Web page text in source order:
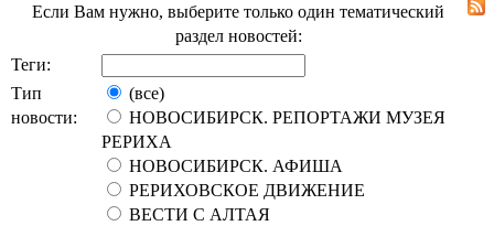
Если Вам нужно, выберите только один тематический
раздел новостей:
Теги:
Тип
новости:
(все)
НОВОСИБИРСК. РЕПОРТАЖИ МУЗЕЯ
РЕРИХА
НОВОСИБИРСК. АФИША
РЕРИХОВСКОЕ ДВИЖЕНИЕ
ВЕСТИ С АЛТАЯ